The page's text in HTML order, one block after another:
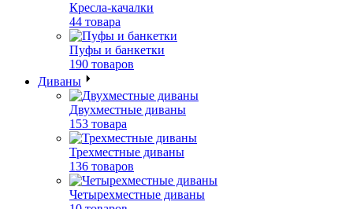
Кресла-качалки
44 товара
Пуфы и банкетки
190 товаров
Диваны
Двухместные диваны
153 товара
Трехместные диваны
136 товаров
Четырехместные диваны